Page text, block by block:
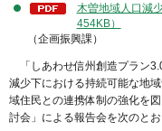
木曽地域人口減
454KB）
（企画振興課）
「しあわせ信州創造プラン
減少下における持続可能な地
域住民との連携体制の強化を
討会」による報告会を次のとお